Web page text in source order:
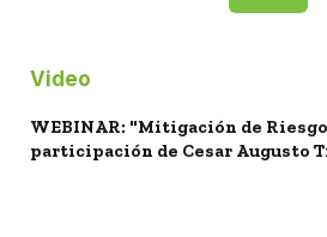
Video
WEBINAR: "Mitigación de
participación de Cesar Augusto